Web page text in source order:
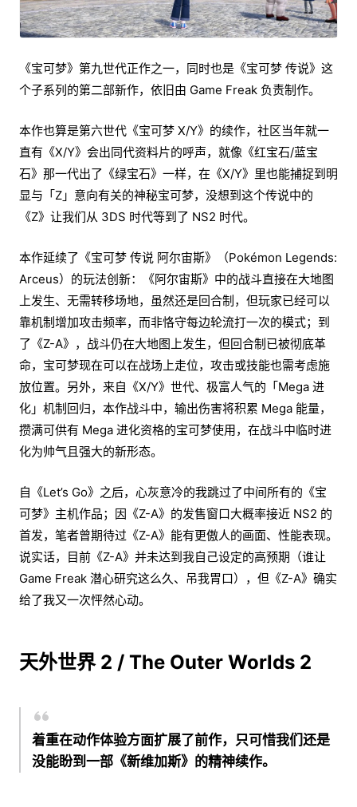
《宝可梦》第九世代正作之一，同时也是《宝可梦 传说》这
个子系列的第二部新作，依旧由 Game Freak 负责制作。
本作也算是第六世代《宝可梦 X/Y》的续作，社区当年就一
直有《X/Y》会出同代资料片的呼声，就像《红宝石/蓝宝
石》那一代出了《绿宝石》一样，在《X/Y》里也能捕捉到明
显与「Z」意向有关的神秘宝可梦，没想到这个传说中的
《Z》让我们从 3DS 时代等到了 NS2 时代。
本作延续了《宝可梦 传说 阿尔宙斯》（Pokémon Legends:
Arceus）的玩法创新：《阿尔宙斯》中的战斗直接在大地图
上发生、无需转移场地，虽然还是回合制，但玩家已经可以
靠机制增加攻击频率，而非恪守每边轮流打一次的模式；到
了《Z-A》，战斗仍在大地图上发生，但回合制已被彻底革
命，宝可梦现在可以在战场上走位，攻击或技能也需考虑施
放位置。另外，来自《X/Y》世代、极富人气的「Mega 进
化」机制回归，本作战斗中，输出伤害将积累 Mega 能量，
攒满可供有 Mega 进化资格的宝可梦使用，在战斗中临时进
化为帅气且强大的新形态。
自《Let’s Go》之后，心灰意冷的我跳过了中间所有的《宝
可梦》主机作品；因《Z-A》的发售窗口大概率接近 NS2 的
首发，笔者曾期待过《Z-A》能有更傲人的画面、性能表现。
说实话，目前《Z-A》并未达到我自己设定的高预期（谁让
Game Freak 潜心研究这么久、吊我胃口），但《Z-A》确实
给了我又一次怦然心动。
天外世界 2 / The Outer Worlds 2
着重在动作体验方面扩展了前作，只可惜我们还是
没能盼到一部《新维加斯》的精神续作。